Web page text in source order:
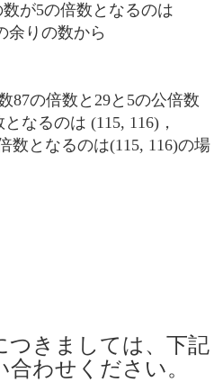
数が5の倍数となるのは
りの数から
87の倍数と29と5の公倍数
なるのは (115, 116)，
数となるのは(115, 116)の場
きましては、下記
わせください。